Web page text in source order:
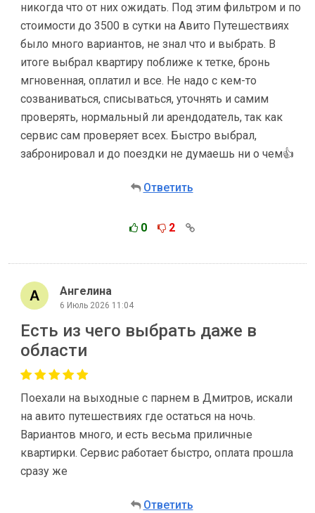
никогда что от них ожидать. Под этим фильтром и по
стоимости до 3500 в сутки на Авито Путешествиях
было много вариантов, не знал что и выбрать. В
итоге выбрал квартиру поближе к тетке, бронь
мгновенная, оплатил и все. Не надо с кем-то
созваниваться, списываться, уточнять и самим
проверять, нормальный ли арендодатель, так как
сервис сам проверяет всех. Быстро выбрал,
забронировал и до поездки не думаешь ни о чем👍
Ответить
0 2
Ангелина
6 Июль 2026 11:04
Есть из чего выбрать даже в
области
Поехали на выходные с парнем в Дмитров, искали
на авито путешествиях где остаться на ночь.
Вариантов много, и есть весьма приличные
квартирки. Сервис работает быстро, оплата прошла
сразу же
Ответить